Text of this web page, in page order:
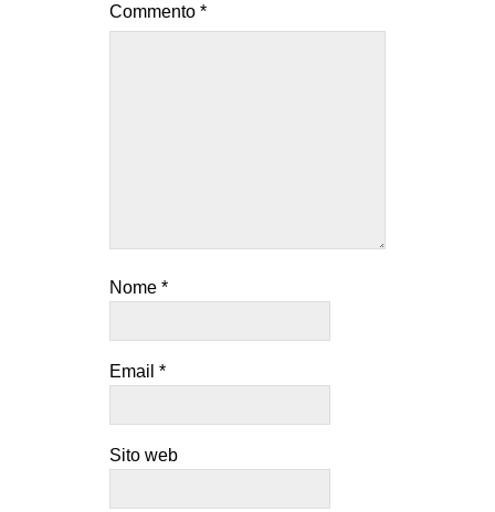
REPRESSIONE
STUDENTI
CULTURE
ARTE
Commento *
Nome *
Email *
Sito web